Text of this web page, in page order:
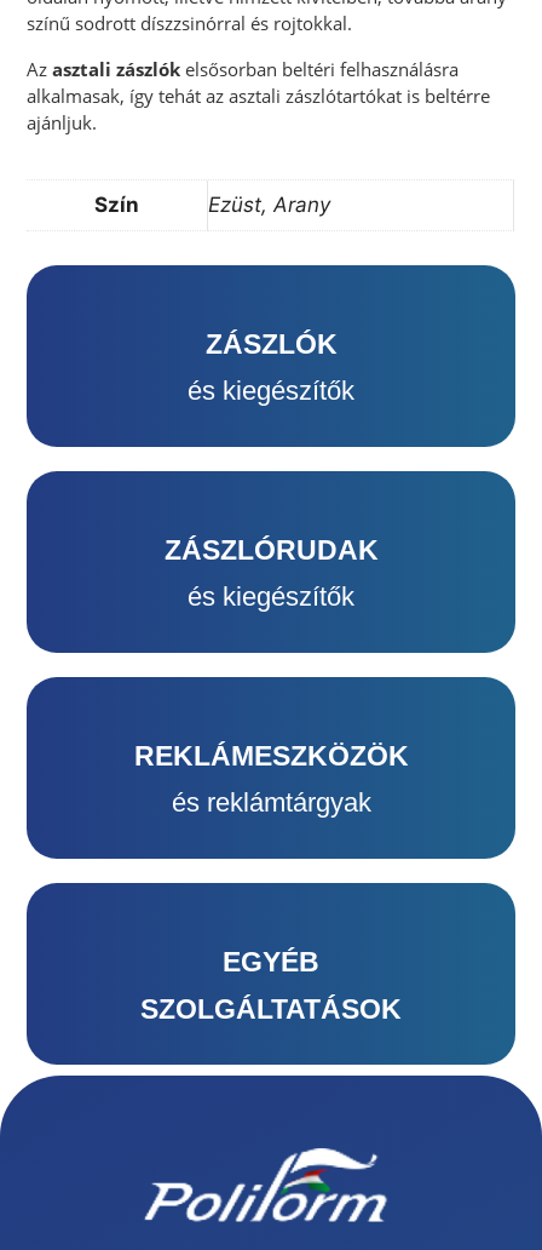
színű sodrott díszzsinórral és rojtokkal.
Azasztali zászlók elsősorban beltéri felhasználásra
alkalmasak, így tehát az asztali zászlótartókat is beltérre
ajánljuk.
Szín Ezüst, Arany
ZÁSZLÓK
és kiegészítők
ZÁSZLÓK
és kiegészítők
ZÁSZLÓRUDAK
és kiegészítők
ZÁSZLÓRUDAK
és kiegészítők
REKLÁMESZKÖZÖK
és reklámtárgyak
REKLÁMESZKÖZÖK
és reklámtárgyak
EGYÉB
SZOLGÁLTATÁSOK
EGYÉB
SZOLGÁLTATÁSOK